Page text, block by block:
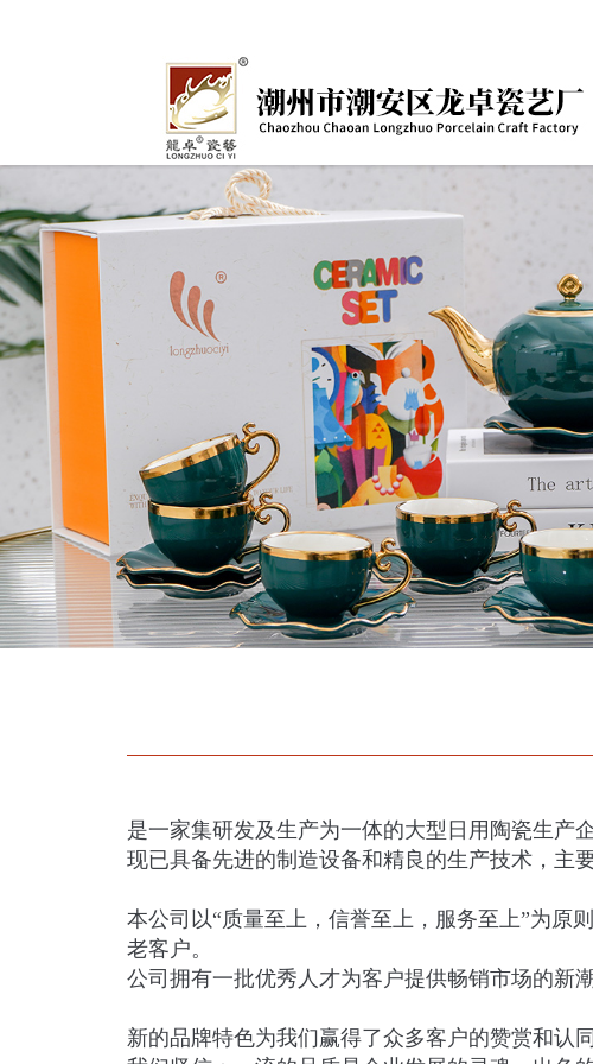
是一家集研发及生产为一体的大型日用陶瓷生产
现已具备先进的制造设备和精良的生产技术，主
本公司以“质量至上，信誉至上 ，服务至上”为原
老客户。
公司拥有一批优秀人才为客户提供畅销市场的新
新的品牌特色为我们赢得了众多客户的赞赏和认